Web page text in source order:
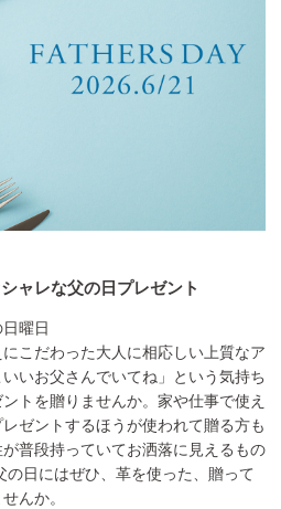
ャレな父の日プレゼント
曜日
こだわった大人に相応しい上質なア
いお父さんでいてね」という気持ち
トを贈りませんか。家や仕事で使え
ゼントするほうが使われて贈る方も
普段持っていてお洒落に見えるもの
日にはぜひ、革を使った、贈って
んか。